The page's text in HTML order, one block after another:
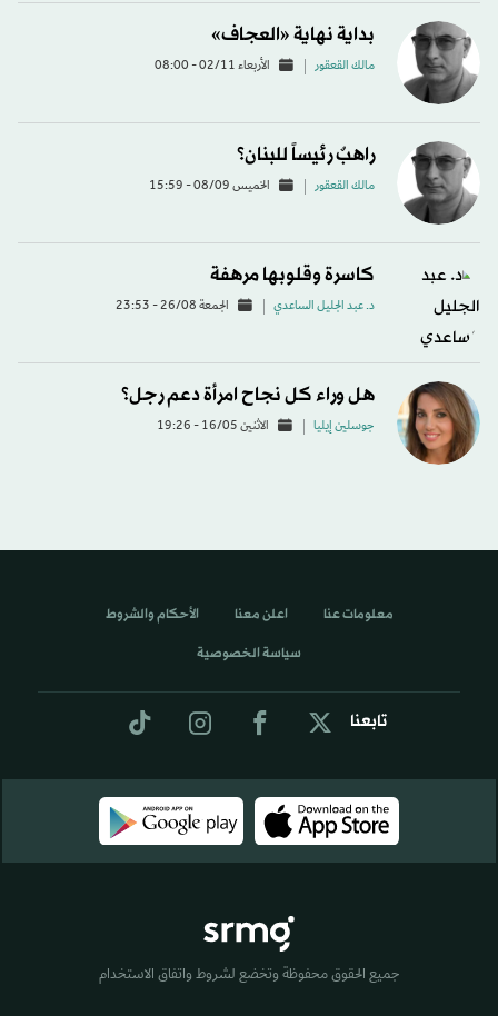
بداية نهاية «العجاف»
مالك القعقور الأربعاء 02/11 - 08:00
راهبٌ رئيساً للبنان؟
مالك القعقور الخميس 08/09 - 15:59
كاسرة وقلوبها مرهفة
د. عبد الجليل الساعدي الجمعة 26/08 - 23:53
هل وراء كل نجاح امرأة دعم رجل؟
جوسلين إيليا الاثنين 16/05 - 19:26
تابعنا
معلومات عنا اعلن معنا الأحكام والشروط
سياسة الخصوصية
جميع الحقوق محفوظة وتخضع لشروط واتفاق الاستخدام